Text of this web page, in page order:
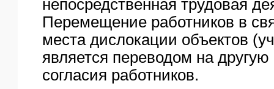
непосредственная трудовая
Перемещение работников в
места дислокации объектов
является переводом на другую
согласия работников.